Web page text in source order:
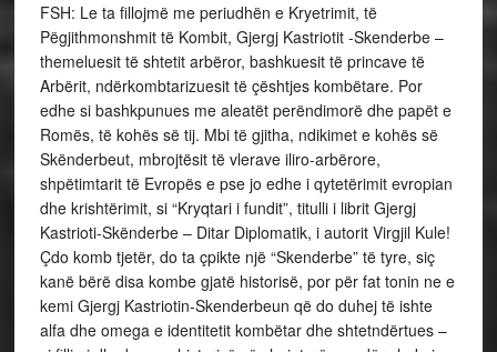
FSH: Le ta fillojmë me periudhën e Kryetrimit, të
Pëgjithmonshmit të Kombit, Gjergj Kastriotit -Skenderbe –
themeluesit të shtetit arbëror, bashkuesit të princave të
Arbërit, ndërkombtarizuesit të çështjes kombëtare. Por
edhe si bashkpunues me aleatët perëndimorë dhe papët e
Romës, të kohës së tij. Mbi të gjitha, ndikimet e kohës së
Skënderbeut, mbrojtësit të vlerave iliro-arbërore,
shpëtimtarit të Evropës e pse jo edhe i qytetërimit evropian
dhe krishtërimit, si “Kryqtari i fundit”, titulli i librit Gjergj
Kastrioti-Skënderbe – Ditar Diplomatik, i autorit Virgjil Kule!
Çdo komb tjetër, do ta çpikte një “Skenderbe” të tyre, siç
kanë bërë disa kombe gjatë historisë, por për fat tonin ne e
kemi Gjergj Kastriotin-Skenderbeun që do duhej të ishte
alfa dhe omega e identitetit kombëtar dhe shtetndërtues –